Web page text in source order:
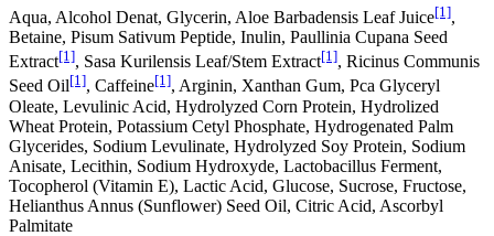
Aqua, Alcohol Denat, Glycerin, Aloe Barbadensis Leaf Juice[1],
Betaine, Pisum Sativum Peptide, Inulin, Paullinia Cupana Seed
Extract[1], Sasa Kurilensis Leaf/Stem Extract[1], Ricinus Communis
Seed Oil[1], Caffeine[1], Arginin, Xanthan Gum, Pca Glyceryl
Oleate, Levulinic Acid, Hydrolyzed Corn Protein, Hydrolized
Wheat Protein, Potassium Cetyl Phosphate, Hydrogenated Palm
Glycerides, Sodium Levulinate, Hydrolyzed Soy Protein, Sodium
Anisate, Lecithin, Sodium Hydroxyde, Lactobacillus Ferment,
Tocopherol (Vitamin E), Lactic Acid, Glucose, Sucrose, Fructose,
Helianthus Annus (Sunflower) Seed Oil, Citric Acid, Ascorbyl
Palmitate